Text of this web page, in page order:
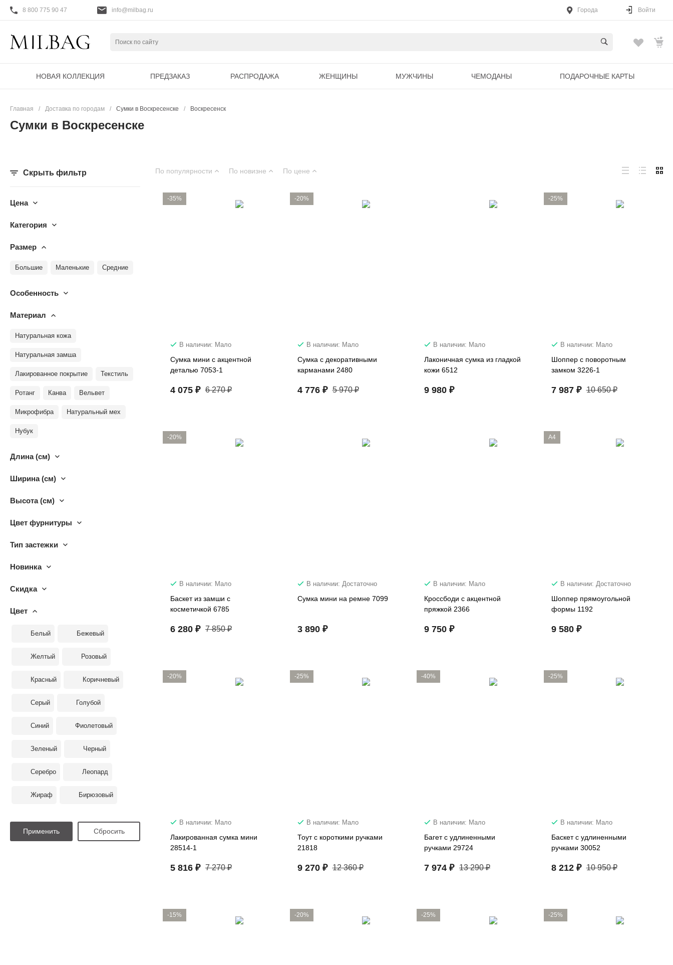
8 800 775 90 47 info@milbag.ru Города Войти
НОВАЯ КОЛЛЕКЦИЯ ПРЕДЗАКАЗ РАСПРОДАЖА ЖЕНЩИНЫ МУЖЧИНЫ ЧЕМОДАНЫ ПОДАРОЧНЫЕ КАРТЫ
Главная / Доставка по городам / Сумки в Воскресенске / Воскресенск
Сумки в Воскресенске
Скрыть фильтр
Цена
Категория
Размер
Большие Маленькие Средние
Особенность
Материал
Натуральная кожа
Натуральная замша
Лакированное покрытие Текстиль
Ротанг Канва Вельвет
Микрофибра Натуральный мех
Нубук
Длина (см)
Ширина (см)
Высота (см)
Цвет фурнитуры
Тип застежки
Новинка
Скидка
Цвет
Белый Бежевый
Желтый Розовый
Красный Коричневый
Серый Голубой
Синий Фиолетовый
Зеленый Черный
Серебро Леопард
Жираф Бирюзовый
По популярности По новизне По цене
-35%
В наличии: Мало
Сумка мини с акцентной
деталью 7053-1
4 075 ₽ 6 270 ₽
-20%
В наличии: Мало
Сумка с декоративными
карманами 2480
4 776 ₽ 5 970 ₽
В наличии: Мало
Лаконичная сумка из гладкой
кожи 6512
9 980 ₽
-25%
В наличии: Мало
Шоппер с поворотным
замком 3226-1
7 987 ₽ 10 650 ₽
-20%
В наличии: Мало
Баскет из замши с
косметичкой 6785
6 280 ₽ 7 850 ₽
В наличии: Достаточно
Сумка мини на ремне 7099
3 890 ₽
В наличии: Мало
Кроссбоди с акцентной
пряжкой 2366
9 750 ₽
A4
В наличии: Достаточно
Шоппер прямоугольной
формы 1192
9 580 ₽
-20%
В наличии: Мало
Лакированная сумка мини
28514-1
5 816 ₽ 7 270 ₽
-25%
В наличии: Мало
Тоут с короткими ручками
21818
9 270 ₽ 12 360 ₽
-40%
В наличии: Мало
Багет с удлиненными
ручками 29724
7 974 ₽ 13 290 ₽
-25%
В наличии: Мало
Баскет с удлиненными
ручками 30052
8 212 ₽ 10 950 ₽
-15% -20% -25% -25%